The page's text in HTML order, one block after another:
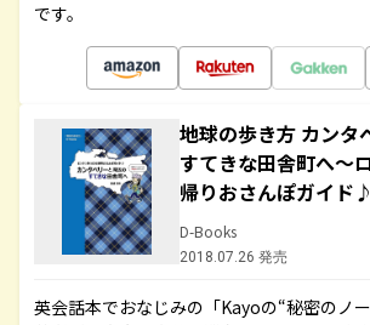
です。
地球の歩き方 カンタ
すてきな田舎町へ～
帰りおさんぽガイド♪
D-Books
2018.07.26 発売
英会話本でおなじみの「Kayoの“秘密のノ